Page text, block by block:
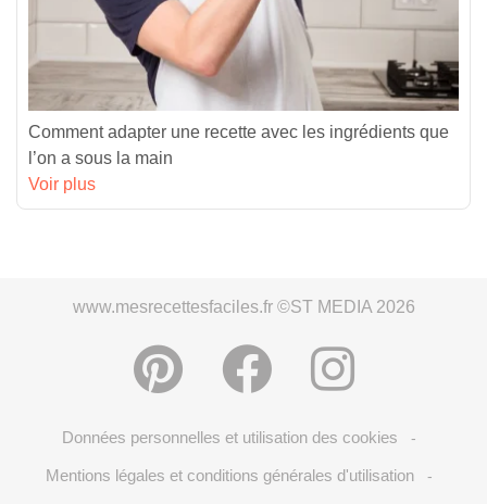
Comment adapter une recette avec les ingrédients que
l’on a sous la main
Voir plus
www.mesrecettesfaciles.fr ©ST MEDIA 2026
Données personnelles et utilisation des cookies -
Mentions légales et conditions générales d'utilisation -